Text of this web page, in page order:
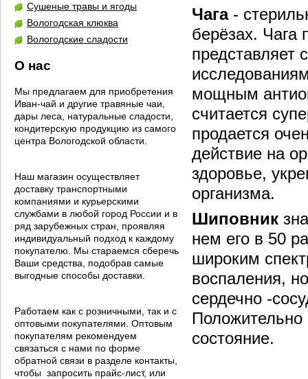
Сушеные травы и ягоды
Вологодская клюква
Вологодские сладости
О нас
Мы предлагаем для приобретения
Иван-чай и другие травяные чаи,
дары леса, натуральные сладости,
кондитерскую продукцию из самого
центра Вологодской области.
Наш магазин осуществляет
доставку транспортными
компаниями и курьерскими
службами в любой город России и в
ряд зарубежных стран, проявляя
индивидуальный подход к каждому
покупателю. Мы стараемся сберечь
Ваши средства, подобрав самые
выгодные способы доставки.
Работаем как с розничными, так и с
оптовыми покупателями. Оптовым
покупателям рекомендуем
связаться с нами по форме
обратной связи в разделе контакты,
чтобы запросить прайс-лист, или
Чага -
берёзах. Чага
представляет
мощным
считается
продается
действие на
здоровье,
организма.
Шиповник
нем его в 50
широким
воспаления,
сердечно -
состояние.